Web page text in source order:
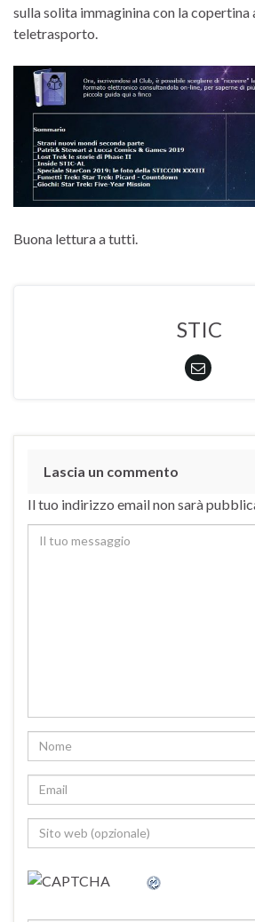
sulla solita immaginina con la copertina
teletrasporto.
Buona lettura a tutti.
STIC
Lascia un commento
Il tuo indirizzo email non sarà